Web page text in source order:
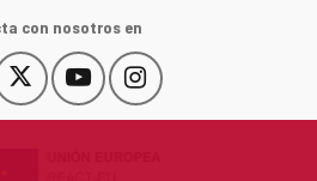
con nosotros en
Este
enlace
YouTube
Este
enlace
Instagram
Este
enlace